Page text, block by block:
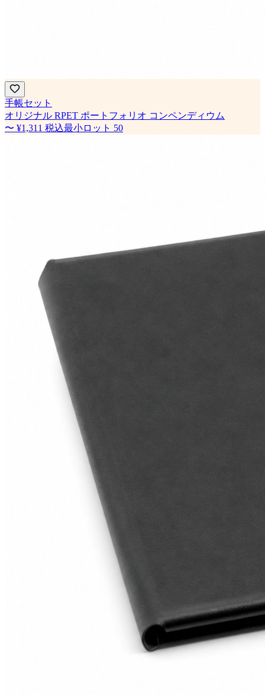
手帳セット
オリジナル RPET ポートフォリオ コンペンディウム
〜 ¥1,311 税込最小ロット 50